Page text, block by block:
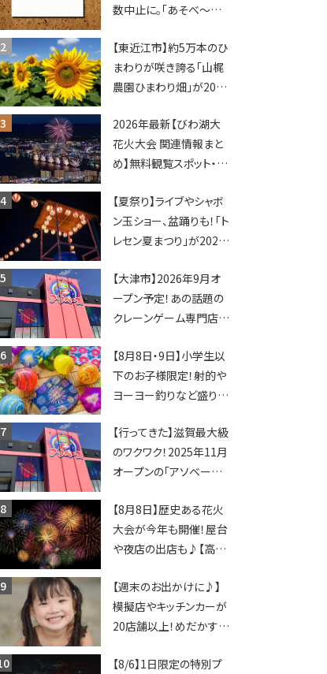
数中止に。「あそべ〜る
ショーなど
【東近江市】約5万本のひ
まわりが咲き誇る「山梶
農園ひまわり畑」が2026
ポットやキッチンカーも
登場！何度も入園できる
フリーパスも販売★
2026年最新【びわ湖大
花火大会 関連情報まと
め】無料観覧スポット・同
ップ・交通規制に近隣施
設の駐車場情報なども
要チェック★
【夏祭り】ライブやシャボ
ン玉ショー、盆踊りも！「ト
レセン夏まつり」が2026
【大津市】2026年9月オ
ープン予定！あの話題の
クレーンゲーム専門店
ってくる！豊郷店に続く滋
賀2店舗目★
【8月8日・9日】小学生以
下のお子様限定！射的や
ヨーヨー釣りなど盛りだ
ちびっこ縁日開催♪【モリ
ーブ】
【行ってきた】滋賀最大級
のワクワク！2025年11月
オープンの「アソベース
レーンゲームで青果や日
用品までゲットできる新
スポット！
【8月8日】歴史ある花火
大会が今年も開催！屋台
や夜店の出店も♪【高宮
【週末のお出かけに♪】
模擬店やキッチンカーが
20店舗以上！めだかすく
ソングライターによるライ
【8/6】1日限定の特別プ